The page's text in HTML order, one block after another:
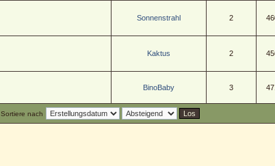
Sonnenstrahl 2
Kaktus 2
BinoBaby 3
Sortiere nach